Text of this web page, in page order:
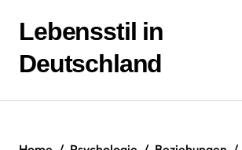
Inhalt
springen
Lebensstil in
Deutschland